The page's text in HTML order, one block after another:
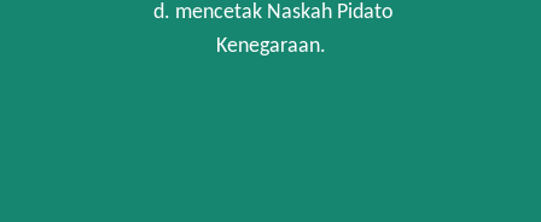
d. mencetak Naskah Pidato
Kenegaraan.